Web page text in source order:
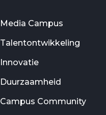
Media Campus
Talentontwikkeling
Innovatie
Duurzaamheid
Campus Community